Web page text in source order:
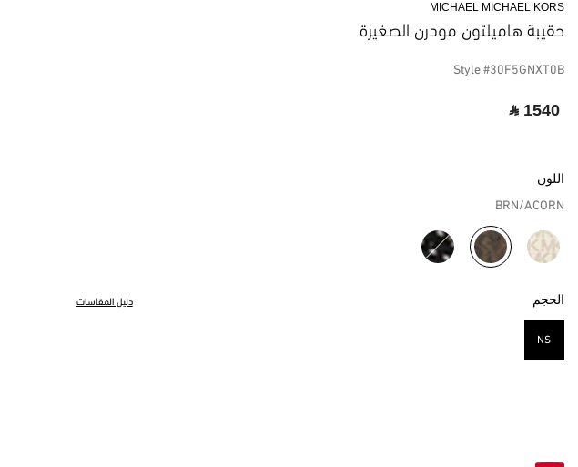
MICHAEL MICHAEL KORS
حقيبة هاميلتون مودرن الصغيرة
Style #30F5GNXT0B
‎ ⃁ 1540 ‎
اللون
BRN/ACORN
مختار
الحجم دليل المقاسات
NS